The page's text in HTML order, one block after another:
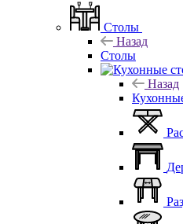
Столы
Назад
Столы
Назад